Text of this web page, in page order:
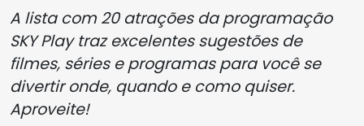
A lista com 20 atrações da programação
SKY Play traz excelentes sugestões de
filmes, séries e programas para você se
divertir onde, quando e como quiser.
Aproveite!